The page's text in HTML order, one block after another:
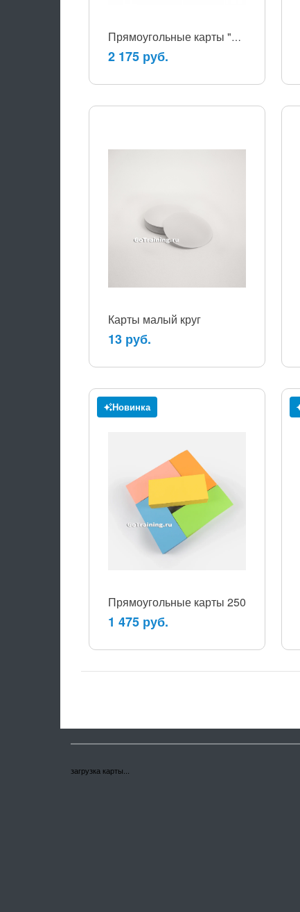
Прямоугольные карты "ВЕЧЕРНИЕ"
2 175 руб.
Карты малый круг
13 руб.
Новинка
Прямоугольные карты 250
1 475 руб.
загрузка карты...